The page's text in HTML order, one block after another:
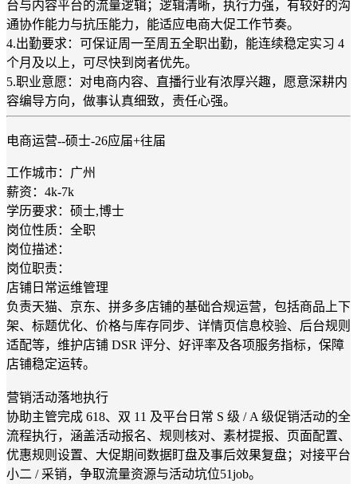
台与内容平台的流量逻辑；逻辑清晰，执行力强，有较好的沟
通协作能力与抗压能力，能适应电商大促工作节奏。
4.出勤要求：可保证周一至周五全职出勤，能连续稳定实习 4
个月及以上，可尽快到岗者优先。
5.职业意愿：对电商内容、直播行业有浓厚兴趣，愿意深耕内
容编导方向，做事认真细致，责任心强。
电商运营--硕士-26应届+往届
工作城市：广州
薪资：4k-7k
学历要求：硕士,博士
岗位性质：全职
岗位描述：
岗位职责：
店铺日常运维管理
负责天猫、京东、拼多多店铺的基础合规运营，包括商品上下
架、标题优化、价格与库存同步、详情页信息校验、后台规则
适配等，维护店铺 DSR 评分、好评率及各项服务指标，保障
店铺稳定运转。
营销活动落地执行
协助主管完成 618、双 11 及平台日常 S 级 / A 级促销活动的全
流程执行，涵盖活动报名、规则核对、素材提报、页面配置、
优惠规则设置、大促期间数据盯盘及事后效果复盘；对接平台
小二 / 采销，争取流量资源与活动坑位51job。